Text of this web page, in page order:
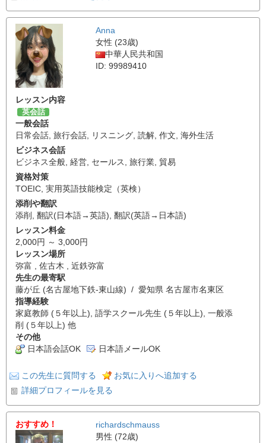
Anna
女性 (23歳)
中華人民共和国
ID: 99989410
レッスン内容
英会話
一般会話
日常会話 旅行会話 リスニング 読解 作文 海外生活
ビジネス会話
ビジネス全般 経営 セールス 旅行業 貿易
資格対策
TOEIC 実用英語技能検定（英検）
添削や翻訳
添削
翻訳(日本語→英語) 翻訳(英語→日本語)
レッスン料金
2,000円 ～ 3,000円
レッスン場所
弥富 , 佐古木 , 近鉄弥富
先生の最寄駅
藤が丘 (名古屋地下鉄-東山線) / 愛知県 名古屋市名東区
指導経験
家庭教師 (５年以上), 語学スクール先生 (５年以上), 一般添
削 (５年以上) 他
その他
日本語会話OK
日本語メールOK
この先生に質問する
お気に入りへ追加する
詳細プロフィールを見る
おすすめ！
richardschmauss
男性 (72歳)